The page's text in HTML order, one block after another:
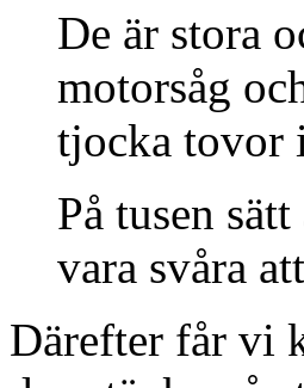
De är stora
motorsåg
tjocka tovor
På tusen
vara svåra
Därefter får vi